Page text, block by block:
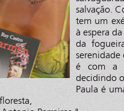
salvação.
tem um
à espera
da
serenidade
é com a
decidindo
Paula é